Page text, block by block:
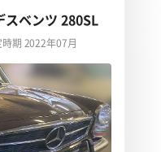
スベンツ 280SL
期 2022年07月